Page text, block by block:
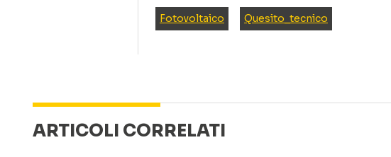
Fotovoltaico Quesito_tecnico
ARTICOLI CORRELATI